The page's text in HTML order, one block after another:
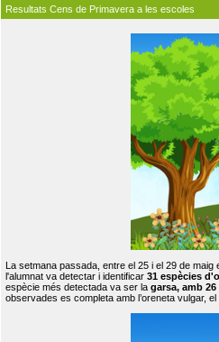
Resultats Cens de Primavera a les escoles
La setmana passada, entre el 25 i el 29 de
l'alumnat va detectar i identificar 31 espècies
espècie més detectada va ser la garsa, amb
observades es completa amb l’oreneta vulgar,